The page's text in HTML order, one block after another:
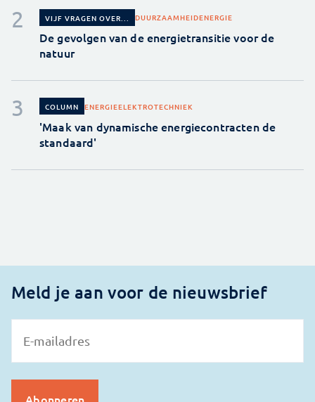
VIJF VRAGEN OVER... DUURZAAMHEIDENERGIE
De gevolgen van de energietransitie voor de
natuur
COLUMN ENERGIEELEKTROTECHNIEK
'Maak van dynamische energiecontracten de
standaard'
Meld je aan voor de nieuwsbrief